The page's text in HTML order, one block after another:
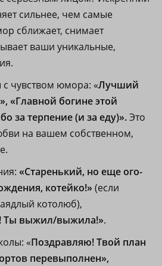
сильнее, чем самые
сближает, снимает
ваши уникальные,
чувством юмора: «Лучший
«Главной богине этой
за терпение (и за еду)».Это
на вашем собственном,
«Старенький, но еще ого-
котейко!»(если
котолюб),
Ты выжил/выжила!».
«Поздравляю! Твой план
перевыполнен»,